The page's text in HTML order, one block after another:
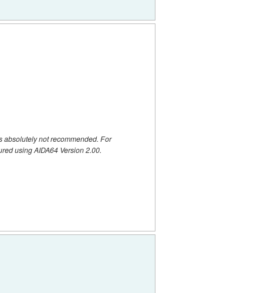
absolutely not recommended. For
using AIDA64 Version 2.00.